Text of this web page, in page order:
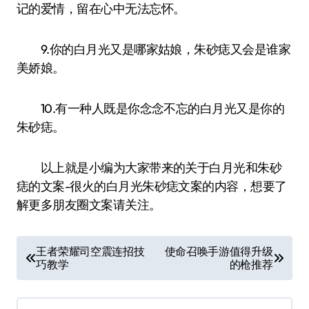
记的爱情，留在心中无法忘怀。
9.你的白月光又是哪家姑娘，朱砂痣又会是谁家
美娇娘。
10.有一种人既是你念念不忘的白月光又是你的
朱砂痣。
以上就是小编为大家带来的关于白月光和朱砂
痣的文案-很火的白月光朱砂痣文案的内容，想要了
解更多朋友圈文案请关注。
章
导
王者荣耀司空震连招技
巧教学
使命召唤手游值得升级
的枪推荐